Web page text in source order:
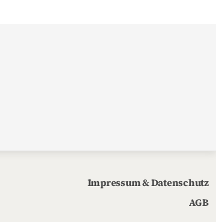
Impressum & Datenschutz
AGB